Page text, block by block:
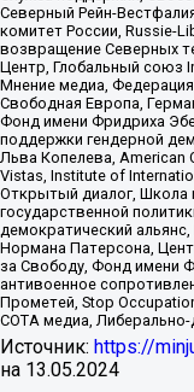
Северный Рейн-
комитет России, Russie-
возвращение Северных
Центр, Глобальный союз
Мнение медиа, Федерация
Свободная Европа,
Фонд имени Фридриха
поддержки гендерной
Льва Копелева, American
Vistas, Institute of
Открытый диалог, Школа
государственной
демократический
Нормана Патерсона,
за Свободу, Фонд имени
антивоенное
Прометей, Stop
СОТА медиа,
Источник: https://
на 13.05.2024